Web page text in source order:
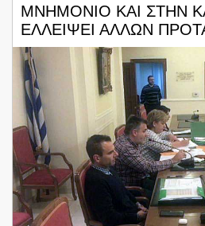
ΜΝΗΜΟΝΙΟ ΚΑΙ ΣΤΗΝ
ΕΛΛΕΙΨΕΙ ΑΛΛΩΝ